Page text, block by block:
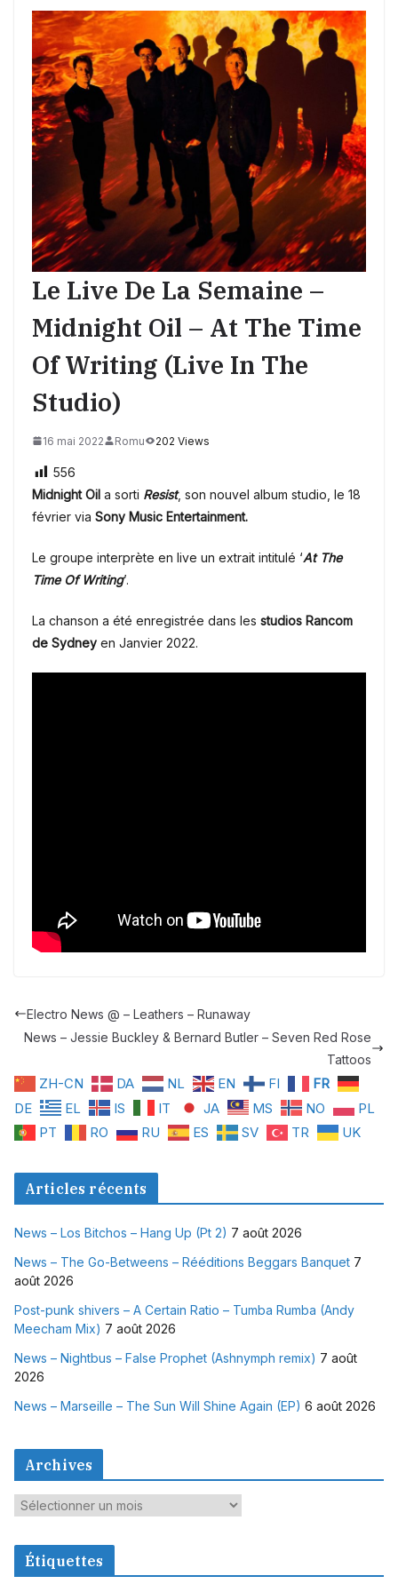
Le Live De La Semaine –
Midnight Oil – At The Time
Of Writing (Live In The
Studio)
16 mai 2022 Romu 202 Views
556
Midnight Oil a sorti Resist, son nouvel album studio, le 18
février via Sony Music Entertainment.
Le groupe interprète en live un extrait intitulé ‘At The
Time Of Writing’.
La chanson a été enregistrée dans les studios Rancom
de Sydney en Janvier 2022.
Electro News @ – Leathers – Runaway
News – Jessie Buckley & Bernard Butler – Seven Red Rose
Tattoos
ZH-CN DA NL EN FI
FR
DE
EL IS IT JA MS NO
PL
PT
RO RU ES SV TR UK
Articles récents
News – Los Bitchos – Hang Up (Pt 2) 7 août 2026
News – The Go-Betweens – Rééditions Beggars Banquet 7
août 2026
Post-punk shivers – A Certain Ratio – Tumba Rumba (Andy
Meecham Mix) 7 août 2026
News – Nightbus – False Prophet (Ashnymph remix) 7 août
2026
News – Marseille – The Sun Will Shine Again (EP) 6 août 2026
Archives
A
c
Étiquettes